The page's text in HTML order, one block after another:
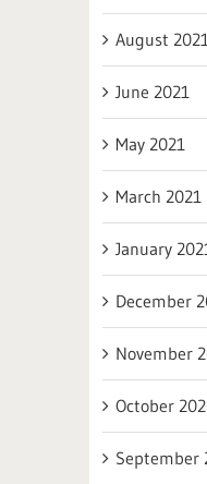
August
June 2021
May 2021
March 2021
January
December
November
October
September